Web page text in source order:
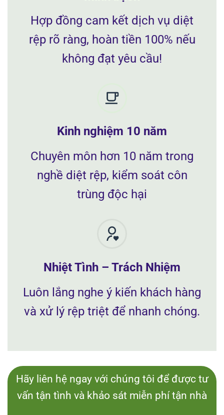
Hợp đồng cam kết dịch vụ diệt
rệp rõ ràng, hoàn tiền 100% nếu
không đạt yêu cầu!
Kinh nghiệm 10 năm
Chuyên môn hơn 10 năm trong
nghề diệt rệp, kiểm soát côn
trùng độc hại
Nhiệt Tình – Trách Nhiệm
Luôn lắng nghe ý kiến khách hàng
và xử lý rệp triệt để nhanh chóng.
Hãy liên hệ ngay với chúng tôi để được tư
vấn tận tình và khảo sát miễn phí tận nhà